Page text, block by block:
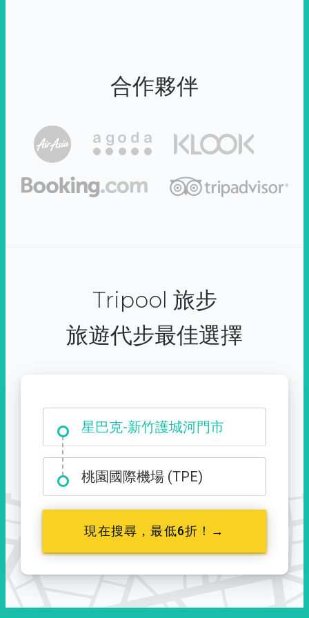
合作夥伴
Tripool 旅步
旅遊代步最佳選擇
大霸尖山登山口
桃園國際機場 (TPE)
現在搜尋，最低6折！→